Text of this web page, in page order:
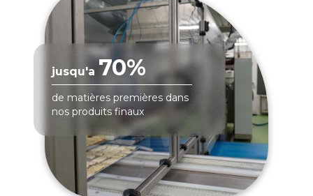
jusqu'a 70%
de matières premières dans
nos produits finaux